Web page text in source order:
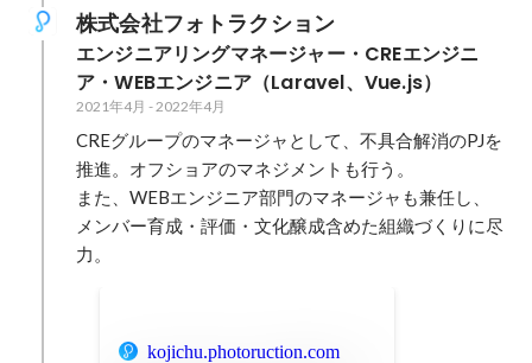
株式会社フォトラクション
エンジニアリングマネージャー・CREエンジニ
ア・WEBエンジニア（Laravel、Vue.js）
2021年4月 -2022年4月
CREグループのマネージャとして、不具合解消のPJを
推進。オフショアのマネジメントも行う。
また、WEBエンジニア部門のマネージャも兼任し、
メンバー育成・評価・文化醸成含めた組織づくりに尽
力。
kojichu.photoruction.com